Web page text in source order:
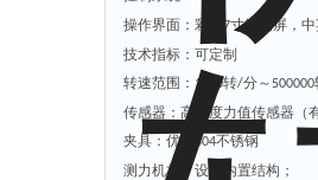
操作界面：彩色 7寸触摸屏，
技术指标：可定制
转速范围： 1000转/分～500000
传感器：高精度力值传感器（
夹具：优质
304不锈钢
测力机构：设备 内置结构；